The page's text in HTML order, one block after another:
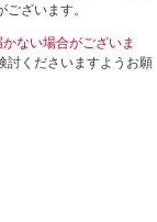
ざいます。
ない場合がございま
討くださいますようお願